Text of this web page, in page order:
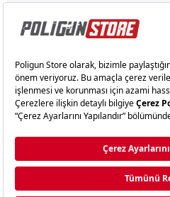
18 yaşından küçük olduğunuz halde
sözleşmesinde yer alan
kısıtlamalardan dolayı oluşabilecek
sorumluluk ve yükümlülükler
Yasa gereği 18 yaşından küçük
alışveriş yapmaları yasaktır.
sözleşmemimizi
Ticimax